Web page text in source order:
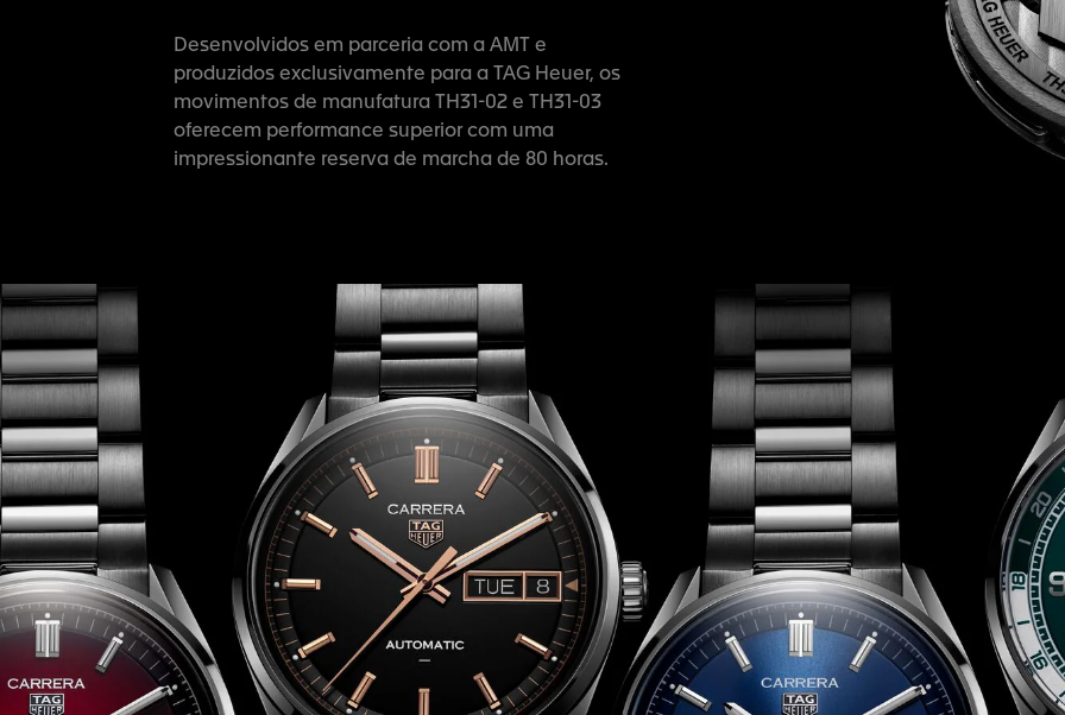
Desenvolvidos em parceria com a AMT e
produzidos exclusivamente para a TAG Heuer, os
movimentos de manufatura TH31-02 e TH31-03
oferecem performance superior com uma
impressionante reserva de marcha de 80 horas.